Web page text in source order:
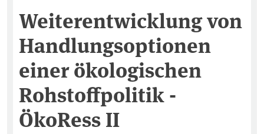
Weiterentwicklung von
Handlungsoptionen
einer ökologischen
Rohstoffpolitik -
ÖkoRess II